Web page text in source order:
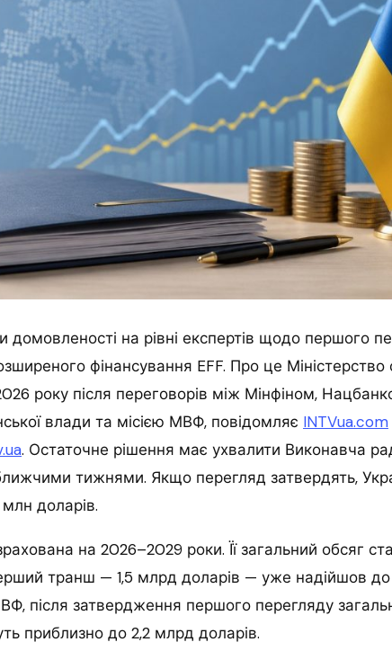
домовленості на рівні експертів щодо першого
фінансування EFF. Про це Міністерство
року після переговорів між Мінфіном,
влади та місією МВФ, повідомляє INTVua.com
. Остаточне рішення має ухвалити Виконавча
тижнями. Якщо перегляд затвердять,
доларів.
на 2026–2029 роки. Її загальний обсяг
транш — 1,5 млрд доларів — уже надійшов
після затвердження першого перегляду
приблизно до 2,2 млрд доларів.